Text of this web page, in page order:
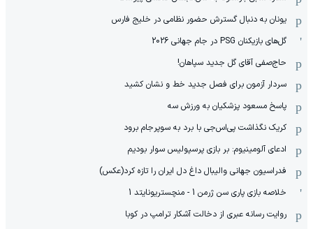
یونان به دنبال گسترش حضور نظامی در خلیج فارس
گل‌های بازیکنان PSG در جام جهانی 2026
حاج‌صفی آقای گل جدید سپاهان!
سردار آزمون برای فصل جدید خط و نشان کشید
پاسخ مسعود پزشکیان به ورزش سه
کریک نگذاشت پی‌اس‌جی با برد به سوپرجام برود
ادعای آلومینیوم: بر بازی پرسپولیس سوار بودیم
فدراسیون جهانی والیبال داغ دل ایران را تازه کرد(عکس)
خلاصه بازی پاری سن ژرمن 1 - منچستریونایتد 1
روایت رسانه عبری از دخالت آشکار ترامپ در کوبا